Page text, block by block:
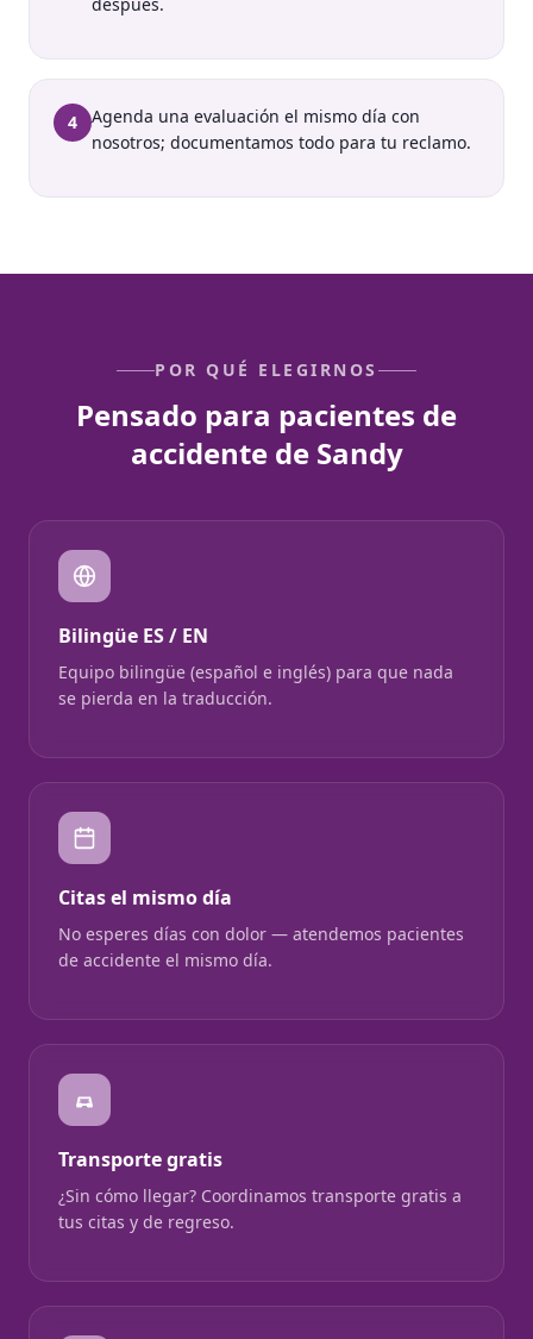
4
Agenda una evaluación el mismo día con
nosotros; documentamos todo para tu reclamo.
POR QUÉ ELEGIRNOS
Pensado para pacientes de
accidente de Sandy
Bilingüe ES / EN
Equipo bilingüe (español e inglés) para que nada
se pierda en la traducción.
Citas el mismo día
No esperes días con dolor — atendemos pacientes
de accidente el mismo día.
Transporte gratis
¿Sin cómo llegar? Coordinamos transporte gratis a
tus citas y de regreso.